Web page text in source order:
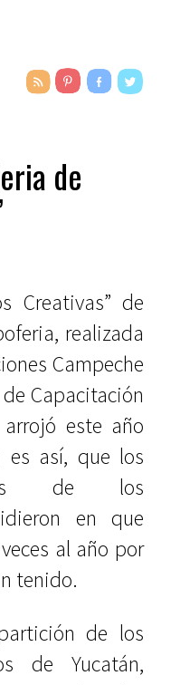
de
Creativas” de
realizada
Campeche
Capacitación
este año
es así, que los
de los
en que
al año por
tenido.
de los
de Yucatán,